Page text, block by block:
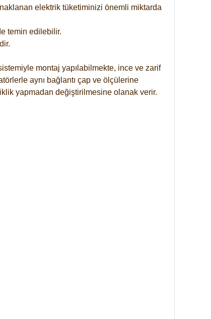
elektrik tüketiminizi önemli miktarda
temin edilebilir.
montaj yapılabilmekte, ince ve zarif
aynı bağlantı çap ve ölçülerine
yapmadan değiştirilmesine olanak verir.